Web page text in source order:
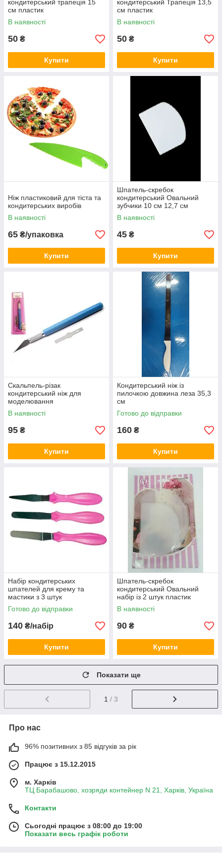
кондитерський трапеція 15
см пластик
В наявності
50 ₴
Купити
кондитерський Трапеція 13,5
см пластик
В наявності
50 ₴
Купити
Ніж пластиковий для тіста та
кондитерських виробів
В наявності
65 ₴/упаковка
Купити
Шпатель-скребок
кондитерський Овальний
зубчики 10 см 12,7 см
пластик
В наявності
45 ₴
Купити
Скальпель-різак
кондитерський ніж для
моделювання
В наявності
95 ₴
Купити
Кондитерський ніж із
пилочкою довжина леза 35,3
см
Готово до відправки
160 ₴
Купити
Набір кондитерських
шпателей для крему та
мастики з 3 штук
Готово до відправки
140 ₴/набір
Купити
Шпатель-скребок
кондитерський Овальний
набір із 2 штук пластик
В наявності
90 ₴
Купити
Показати ще
1 / 3
Про нас
96% позитивних з 85 відгуків за рік
Працює з 15.12.2015
м. Харків
ТЦ Барабашово, хозряди контейнер N 21, Харків, Україна
Контакти
Сьогодні працює з 08:00 до 19:00
Показати весь графік роботи